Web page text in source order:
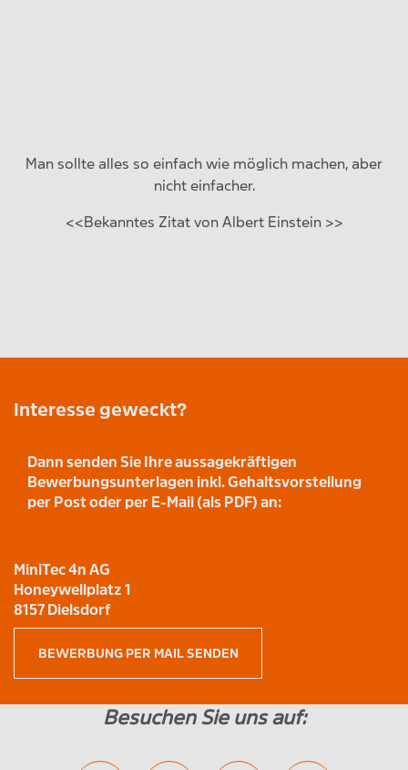
Man sollte alles so einfach wie möglich machen, aber
nicht einfacher.
<<Bekanntes Zitat von Albert Einstein >>
Interesse geweckt?
Dann senden Sie Ihre aussagekräftigen
Bewerbungsunterlagen inkl. Gehaltsvorstellung
per Post oder per E-Mail (als PDF) an:
MiniTec 4n AG
Honeywellplatz 1
8157 Dielsdorf
BEWERBUNG PER MAIL SENDEN
Besuchen Sie uns auf: